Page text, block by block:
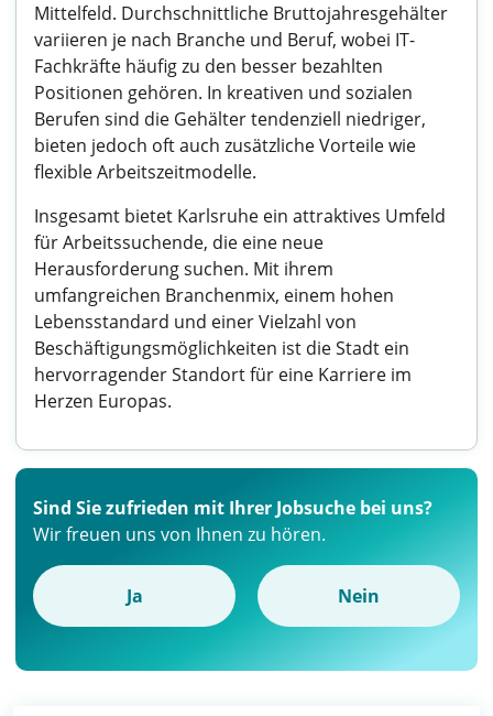
Mittelfeld. Durchschnittliche Bruttojahresgehälter
variieren je nach Branche und Beruf, wobei IT-
Fachkräfte häufig zu den besser bezahlten
Positionen gehören. In kreativen und sozialen
Berufen sind die Gehälter tendenziell niedriger,
bieten jedoch oft auch zusätzliche Vorteile wie
flexible Arbeitszeitmodelle.
Insgesamt bietet Karlsruhe ein attraktives Umfeld
für Arbeitssuchende, die eine neue
Herausforderung suchen. Mit ihrem
umfangreichen Branchenmix, einem hohen
Lebensstandard und einer Vielzahl von
Beschäftigungsmöglichkeiten ist die Stadt ein
hervorragender Standort für eine Karriere im
Herzen Europas.
Sind Sie zufrieden mit Ihrer Jobsuche bei uns?
Wir freuen uns von Ihnen zu hören.
Ja Nein